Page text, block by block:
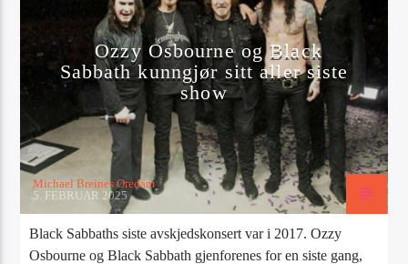
Radio Tango
Ozzy Osbourne og Black
Sabbath kunngjør sitt aller siste
show
Michael Breines Oredam
5. FEBRUAR 2025
Black Sabbaths siste avskjedskonsert var i 2017. Ozzy
Osbourne og Black Sabbath gjenforenes for en siste gang,